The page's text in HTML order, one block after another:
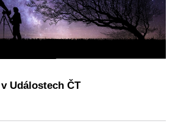
Událostech ČT